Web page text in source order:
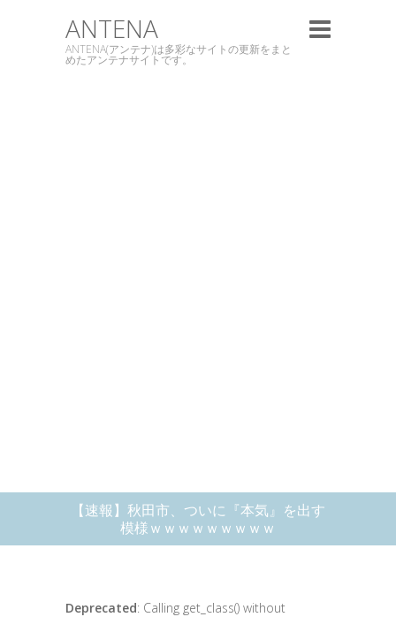
ANTENA
ANTENA(アンテナ)は多彩なサイトの更新をまと
めたアンテナサイトです。
【速報】秋田市、ついに『本気』を出す
模様ｗｗｗｗｗｗｗｗｗ
Deprecated: Calling get_class() without